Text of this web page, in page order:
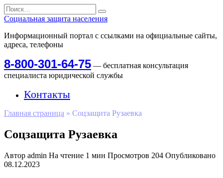
Перейти
к
содержанию
Search
for:
Социальная защита населения
Информационный портал с ссылками на официальные сайты,
адреса, телефоны
8-800-301-64-75 — бесплатная консультация
специалиста юридической службы
Контакты
Главная страница » Соцзащита Рузаевка
Соцзащита Рузаевка
Автор admin На чтение 1 мин Просмотров 204 Опубликовано
08.12.2023